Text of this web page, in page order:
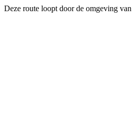
Deze route loopt door de omgeving van